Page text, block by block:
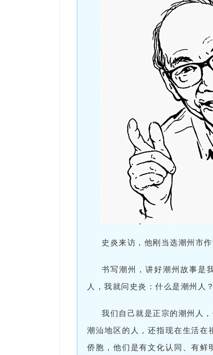
史炎来访，他刚当选潮州市
书写潮州，讲好潮州故事是
人，我就问史炎：什么是潮州人？
我们自己就是正宗的潮州人
潮汕地区的人，还指现在生活在
侨胞，他们是有文化认同、有鲜